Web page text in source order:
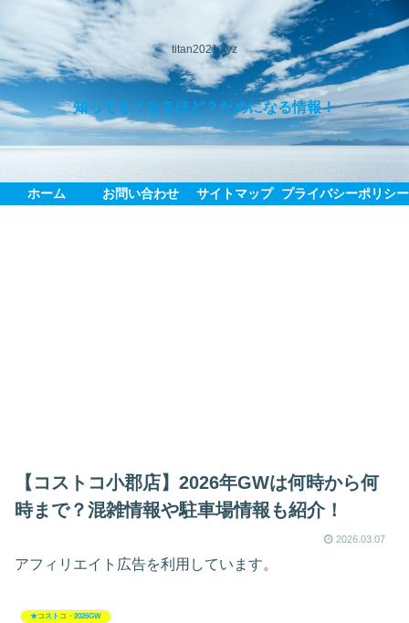
titan2021.xyz
知ってる？なるほど？ためになる情報！
ホーム お問い合わせ サイトマップ プライバシーポリシー
【コストコ小郡店】2026年GWは何時から何
時まで？混雑情報や駐車場情報も紹介！
2026.03.07
アフィリエイト広告を利用しています。
★コストコ・2026GW